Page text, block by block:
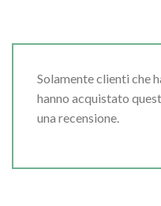
Solamente clienti che
hanno acquistato
una recensione.